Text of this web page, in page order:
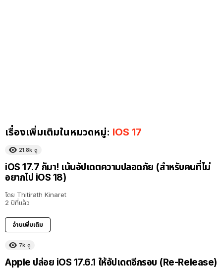
เรื่องเพิ่มเติมในหมวดหมู่: IOS 17
21.8k ดู
iOS 17.7 ก็มา! เน้นอัปเดตความปลอดภัย (สำหรับคนที่ไม่
อยากไป iOS 18)
โดย Thitirath Kinaret
2 ปีที่แล้ว
อ่านเพิ่มเติม
7k ดู
Apple ปล่อย iOS 17.6.1 ให้อัปเดตอีกรอบ (Re-Release)